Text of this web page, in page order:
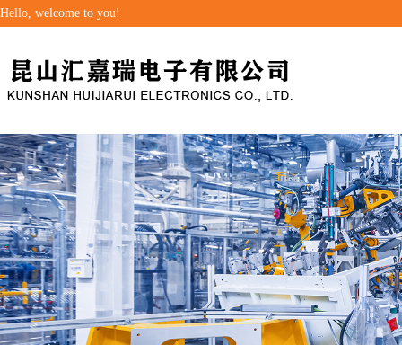
Hello, welcome to you!